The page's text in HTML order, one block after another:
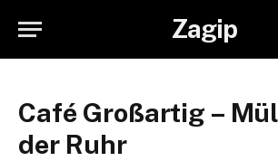
Zagip
Café Großartig –
der Ruhr